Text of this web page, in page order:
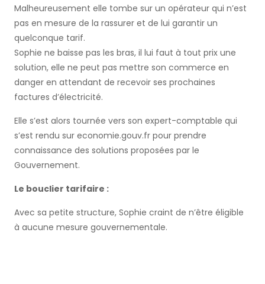
Malheureusement elle tombe sur un opérateur qui n’est
pas en mesure de la rassurer et de lui garantir un
quelconque tarif.
Sophie ne baisse pas les bras, il lui faut à tout prix une
solution, elle ne peut pas mettre son commerce en
danger en attendant de recevoir ses prochaines
factures d’électricité.
Elle s’est alors tournée vers son expert-comptable qui
s’est rendu sur economie.gouv.fr pour prendre
connaissance des solutions proposées par le
Gouvernement.
Le bouclier tarifaire :
Avec sa petite structure, Sophie craint de n’être éligible
à aucune mesure gouvernementale.